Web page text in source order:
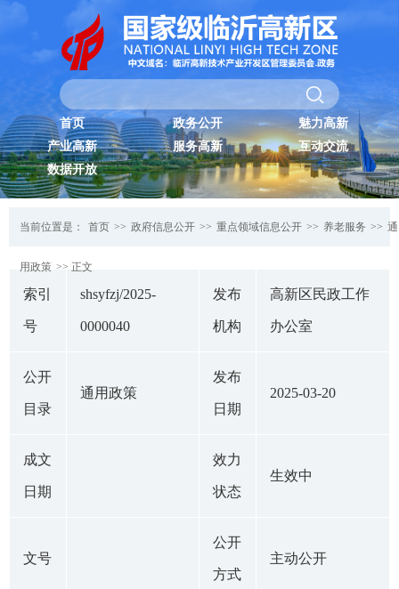
首页 政务公开
魅力高新
产业高新
服务高新
互动交流
数据开放
当前位置是： 首页 >> 政府信息公开 >> 重点领域信息公开 >> 养老服务 >> 通
用政策 >> 正文
索引
号
shsyfzj/2025-
0000040
发布
机构
高新区民政工作
办公室
公开
目录
通用政策
发布
日期
2025-03-20
成文
日期
效力
状态
生效中
文号
公开
方式
主动公开